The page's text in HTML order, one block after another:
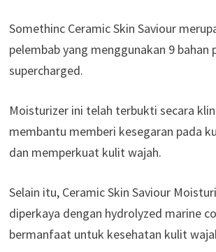
Somethinc Ceramic Skin Saviour
pelembab yang menggunakan 9 bahan
supercharged.
Moisturizer ini telah terbukti secara
membantu memberi kesegaran pada
dan memperkuat kulit wajah.
Selain itu, Ceramic Skin Saviour
diperkaya dengan hydrolyzed marine
bermanfaat untuk kesehatan kulit